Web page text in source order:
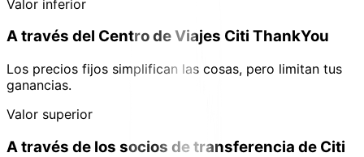
Valor inferior
A través del Centro de Viajes Citi ThankYou
Los precios fijos simplifican las cosas, pero limitan tus
ganancias.
Valor superior
A través de los socios de transferencia de Citi